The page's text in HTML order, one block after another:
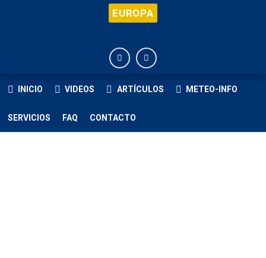
EUROPA
INICIO VIDEOS ARTÍCULOS METEO-INFO
SERVICIOS FAQ CONTACTO